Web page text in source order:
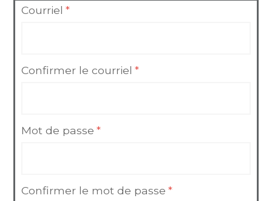
Courriel *
Confirmer le courriel *
Mot de passe *
Confirmer le mot de passe *